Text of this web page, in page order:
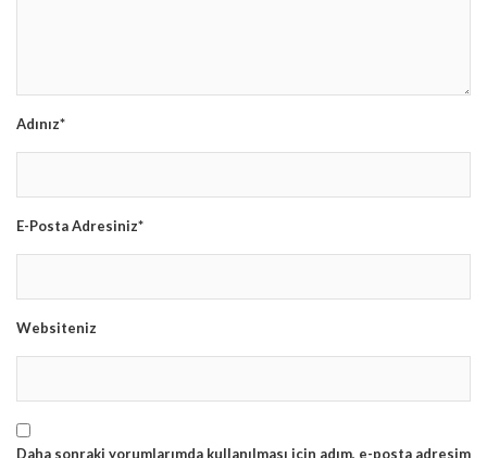
Adınız*
E-Posta Adresiniz*
Websiteniz
Daha sonraki yorumlarımda kullanılması için adım, e-posta adresim